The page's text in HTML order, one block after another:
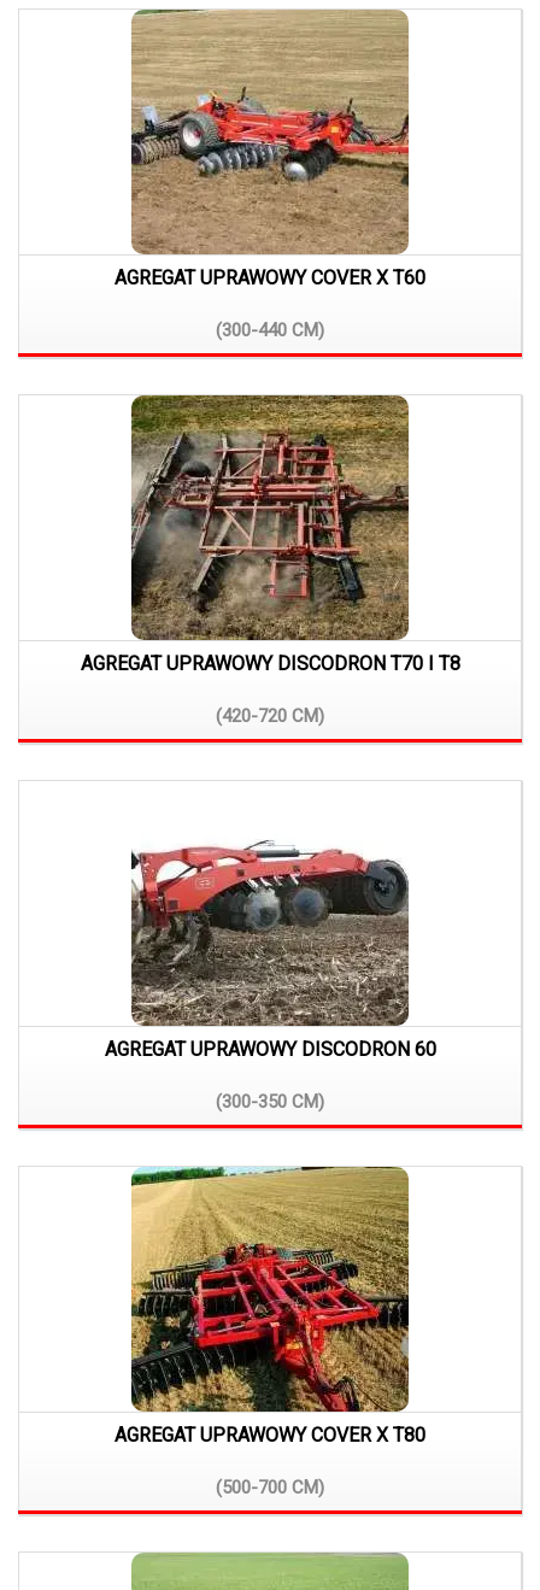
AGREGAT UPRAWOWY COVER X T60
(300-440 CM)
AGREGAT UPRAWOWY DISCODRON T70 I T8
(420-720 CM)
AGREGAT UPRAWOWY DISCODRON 60
(300-350 CM)
AGREGAT UPRAWOWY COVER X T80
(500-700 CM)